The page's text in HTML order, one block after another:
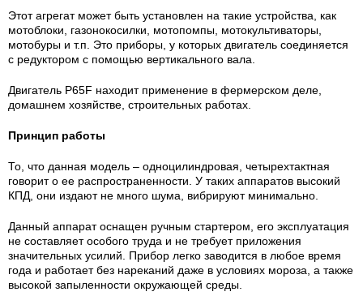
Этот агрегат может быть установлен на такие устройства, как
мотоблоки, газонокосилки, мотопомпы, мотокультиваторы,
мотобуры и т.п. Это приборы, у которых двигатель соединяется
с редуктором с помощью вертикального вала.
Двигатель P65F находит применение в фермерском деле,
домашнем хозяйстве, строительных работах.
Принцип работы
То, что данная модель – одноцилиндровая, четырехтактная
говорит о ее распространенности. У таких аппаратов высокий
КПД, они издают не много шума, вибрируют минимально.
Данный аппарат оснащен ручным стартером, его эксплуатация
не составляет особого труда и не требует приложения
значительных усилий. Прибор легко заводится в любое время
года и работает без нареканий даже в условиях мороза, а также
высокой запыленности окружающей среды.